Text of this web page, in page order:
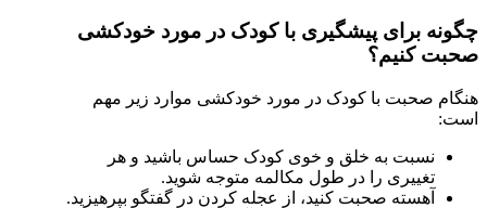
چگونه برای پیشگیری با کودک در مورد خودکشی
صحبت کنیم؟
هنگام صحبت با کودک در مورد خودکشی موارد زیر مهم
است:
نسبت به خلق و خوی کودک حساس باشید و هر
تغییری را در طول مکالمه متوجه شوید.
آهسته صحبت کنید، از عجله کردن در گفتگو بپرهیزید.